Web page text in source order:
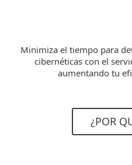
Minimiza el tiempo para
cibernéticas con el
aumentando tu
¿POR